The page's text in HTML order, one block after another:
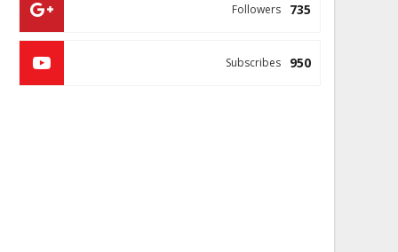
735
Followers
950
Subscribes